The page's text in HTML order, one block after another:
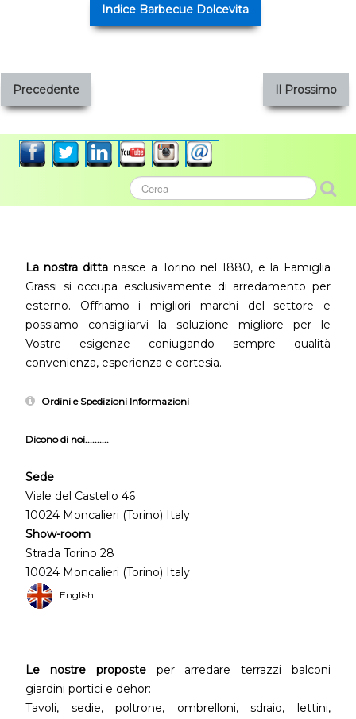
Indice Barbecue Dolcevita
Precedente Il Prossimo
La nostra ditta nasce a Torino nel 1880, e la Famiglia
Grassi si occupa esclusivamente di arredamento per
esterno. Offriamo i migliori marchi del settore e
possiamo consigliarvi la soluzione migliore per le
Vostre esigenze coniugando sempre qualità
convenienza, esperienza e cortesia.
Ordini e Spedizioni Informazioni
Dicono di noi..........
Sede
Viale del Castello 46
10024 Moncalieri (Torino) Italy
Show-room
Strada Torino 28
10024 Moncalieri (Torino) Italy
English
Le nostre proposteper arredare terrazzi balconi
giardini portici e dehor:
Tavoli, sedie, poltrone, ombrelloni, sdraio, lettini,